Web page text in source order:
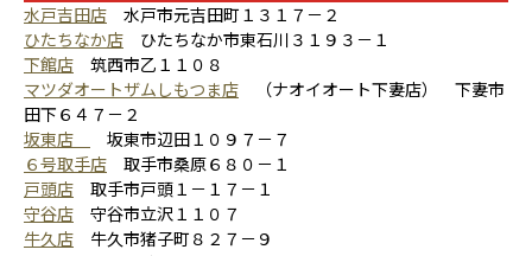
水戸吉田店 水戸市元吉田町１３１７－２
ひたちなか店 ひたちなか市東石川３１９３－１
下館店 筑西市乙１１０８
マツダオートザムしもつま店 （ナオイオート下妻店） 下妻市
田下６４７－２
坂東店
坂東市辺田１０９７－７
６号取手店 取手市桑原６８０－１
戸頭店 取手市戸頭１－１７－１
守谷店 守谷市立沢１１０７
牛久店 牛久市猪子町８２７－９